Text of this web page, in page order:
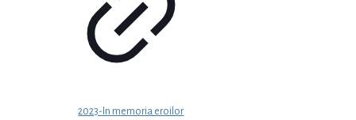
2023-In memoria eroilor